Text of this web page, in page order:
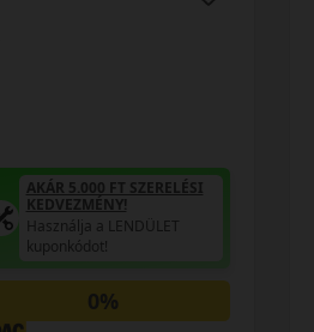
AKÁR 5.000 FT SZERELÉSI
KEDVEZMÉNY!
Használja a LENDÜLET
kuponkódot!
0%